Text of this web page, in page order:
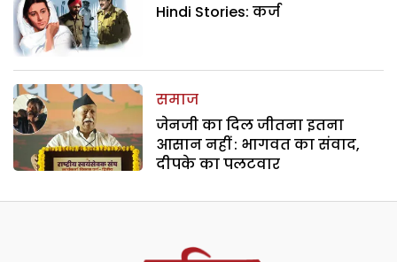
Hindi Stories: कर्ज
समाज
जेनजी का दिल जीतना इतना
आसान नहीं : भागवत का संवाद,
दीपके का पलटवार